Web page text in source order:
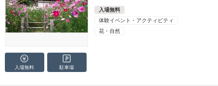
入場無料
体験イベント・アクティビティ
花・自然
入場無料 駐車場